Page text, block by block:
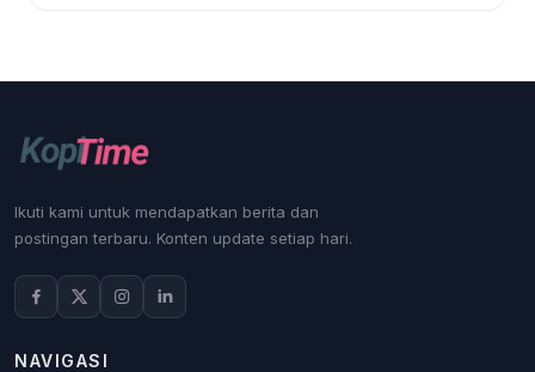
Ikuti kami untuk mendapatkan berita dan
postingan terbaru. Konten update setiap hari.
NAVIGASI